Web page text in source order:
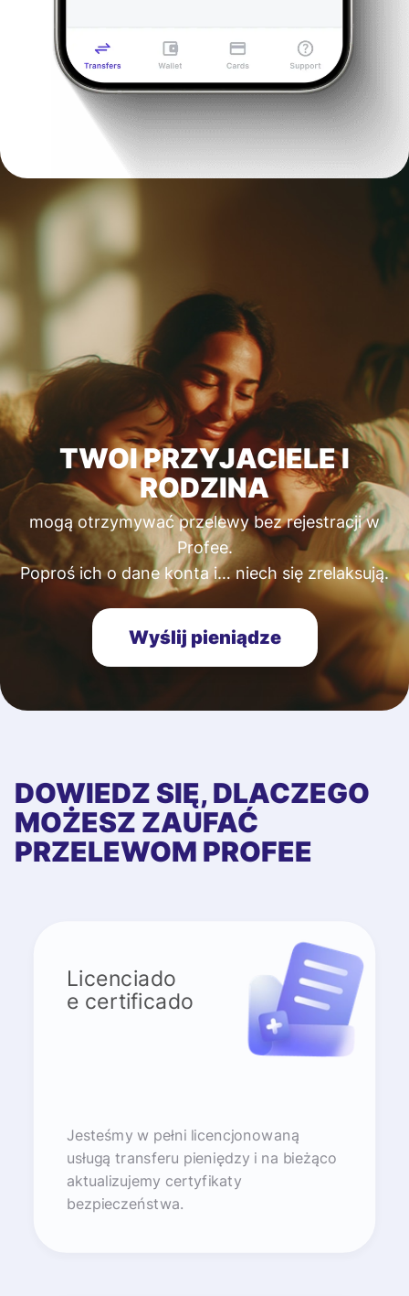
TWOI PRZYJACIELE I
RODZINA
mogą otrzymywać przelewy bez rejestracji w
Profee.
Poproś ich o dane konta i… niech się zrelaksują.
Wyślij pieniądze
DOWIEDZ SIĘ, DLACZEGO
MOŻESZ ZAUFAĆ
PRZELEWOM PROFEE
Licenciado
e certificado
Jesteśmy w pełni licencjonowaną
usługą transferu pieniędzy i na bieżąco
aktualizujemy certyfikaty
bezpieczeństwa.